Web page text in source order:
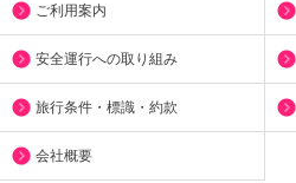
ご利用案内
安全運行への取り組み
旅行条件・標識・約款
会社概要